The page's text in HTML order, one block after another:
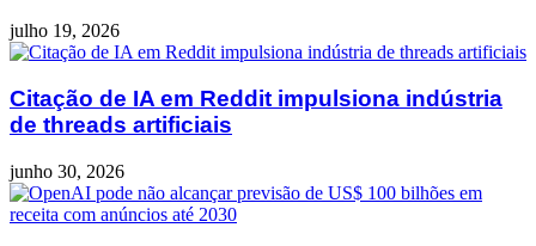
julho 19, 2026
Citação de IA em Reddit impulsiona indústria
de threads artificiais
junho 30, 2026